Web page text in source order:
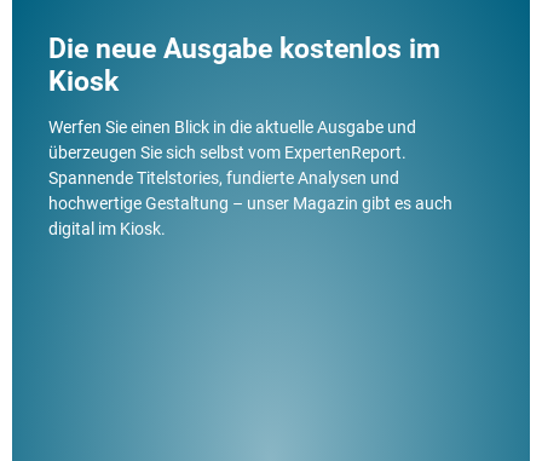
Die neue Ausgabe kostenlos im
Kiosk
Werfen Sie einen Blick in die aktuelle Ausgabe und
überzeugen Sie sich selbst vom ExpertenReport.
Spannende Titelstories, fundierte Analysen und
hochwertige Gestaltung – unser Magazin gibt es auch
digital im Kiosk.